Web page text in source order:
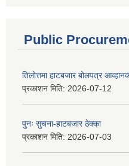
Public
तिलोत्तमा हाटबजार बोलपत्र
प्रकाशन मिति: 2026-07-12
पुनः सुचना-हाटबजार ठेक्का
प्रकाशन मिति: 2026-07-03